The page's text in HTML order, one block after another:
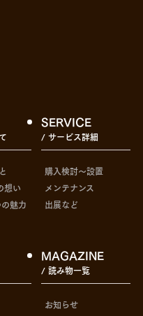
想い
魅力
SERVICE
/ サービス詳細
購入検討〜設置
メンテナンス
出展など
MAGAZINE
/ 読み物一覧
お知らせ